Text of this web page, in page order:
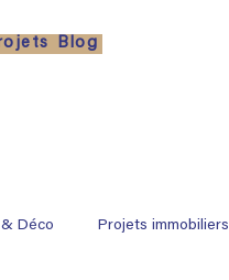
Blog
Déco Projets immobiliers